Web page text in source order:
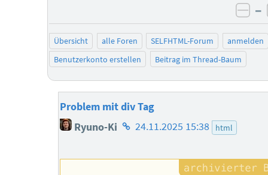
–
Übersicht alle Foren SELFHTML-Forum
anmelden
Benutzerkonto erstellen
Beitrag im Thread-Baum
Problem mit div Tag
Ryuno-Ki Homepage
Autors
24.11.2025 15:38 html